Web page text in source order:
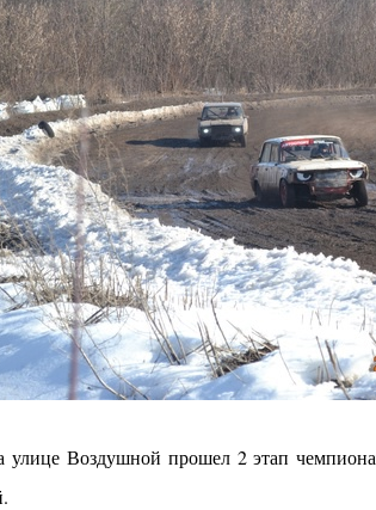
улице Воздушной прошел 2 этап